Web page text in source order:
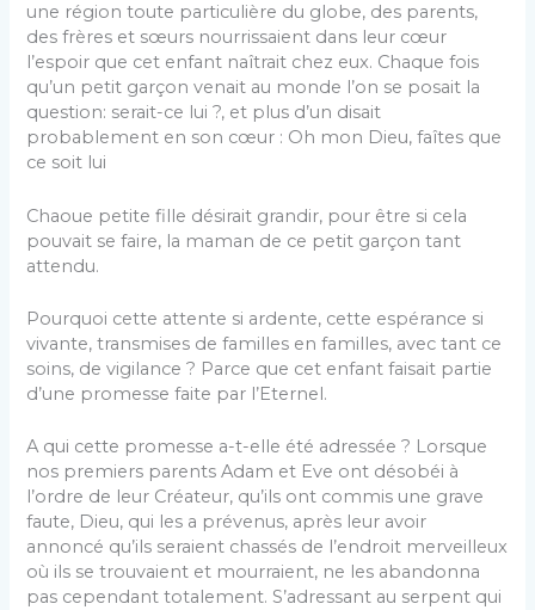
une région toute particulière du globe, des parents,
des frères et sœurs nourrissaient dans leur cœur
l’espoir que cet enfant naîtrait chez eux. Chaque fois
qu’un petit garçon venait au monde l’on se posait la
question: serait-ce lui ?, et plus d’un disait
probablement en son cœur : Oh mon Dieu, faîtes que
ce soit lui
Chaoue petite fille désirait grandir, pour être si cela
pouvait se faire, la maman de ce petit garçon tant
attendu.
Pourquoi cette attente si ardente, cette espérance si
vivante, transmises de familles en familles, avec tant ce
soins, de vigilance ? Parce que cet enfant faisait partie
d’une promesse faite par l’Eternel.
A qui cette promesse a-t-elle été adressée ? Lorsque
nos premiers parents Adam et Eve ont désobéi à
l’ordre de leur Créateur, qu’ils ont commis une grave
faute, Dieu, qui les a prévenus, après leur avoir
annoncé qu’ils seraient chassés de l’endroit merveilleux
où ils se trouvaient et mourraient, ne les abandonna
pas cependant totalement. S’adressant au serpent qui